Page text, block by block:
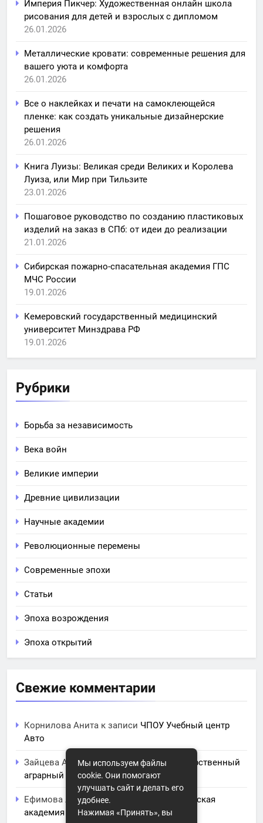
Империя Пикчер: Художественная онлайн школа
рисования для детей и взрослых с дипломом
26.01.2026
Металлические кровати: современные решения для
вашего уюта и комфорта
26.01.2026
Все о наклейках и печати на самоклеющейся
пленке: как создать уникальные дизайнерские
решения
26.01.2026
Книга Луизы: Великая среди Великих и Королева
Луиза, или Мир при Тильзите
23.01.2026
Пошаговое руководство по созданию пластиковых
изделий на заказ в СПб: от идеи до реализации
21.01.2026
Сибирская пожарно-спасательная академия ГПС
МЧС России
19.01.2026
Кемеровский государственный медицинский
университет Минздрава РФ
19.01.2026
Рубрики
Борьба за независимость
Века войн
Великие империи
Древние цивилизации
Научные академии
Революционные перемены
Современные эпохи
Статьи
Эпоха возрождения
Эпоха открытий
Свежие комментарии
Корнилова Анита к записи ЧПОУ Учебный центр
Авто
Зайцева Аринак записиКурский государственный
аграрный университет им. И.И. Иванова
Ефимова Лидияк записи
Северо-Кавказская
академия управления
Мы используем файлы
cookie. Они помогают
улучшать сайт и делать его
удобнее.
Нажимая «Принять», вы